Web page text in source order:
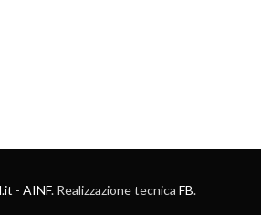
- AINF. Realizzazione tecnica FB.